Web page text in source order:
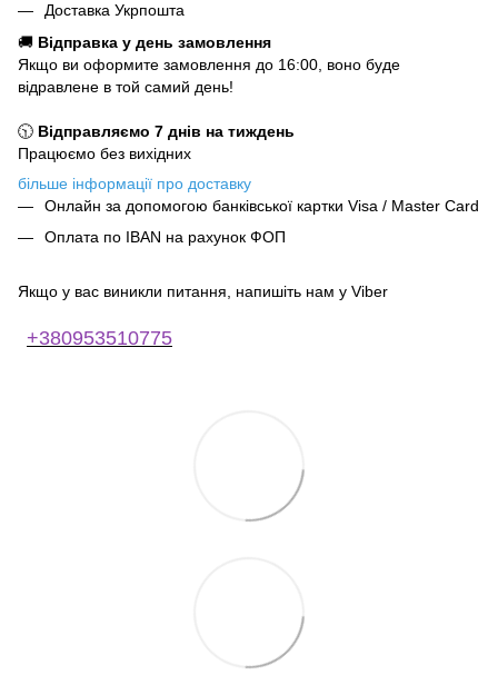
Доставка Укрпошта
🚚 Відправка у день замовлення
Якщо ви оформите замовлення до 16:00, воно буде
відравлене в той самий день!
🕥 Відправляємо 7 днів на тиждень
Працюємо без вихідних
більше інформації про доставку
Онлайн за допомогою банківської картки Visa / Master Card
Оплата по IBAN на рахунок ФОП
Якщо у вас виникли питання, напишіть нам у Viber
+380953510775